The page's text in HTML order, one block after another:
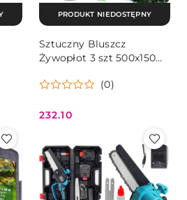
Sztuczny Bluszcz
Żywopłot 3 szt 500x150
MultiGarden(0)
Cena:
232.10
PRODUKT NIEDOSTĘPNY